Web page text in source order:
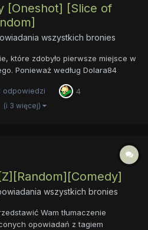
[Oneshot] [Slice of
wszystkich bronies
które zdobyło pierwsze miejsce w
Ponieważ według Dolara84
nie zepsuć. No, chyba, że wy -
mnie, że jakieś rozszer...
odpowiedzi 4
(i 3 więcej)
wszystkich bronies
Wam tłumaczenie
opowiadań z tagiem